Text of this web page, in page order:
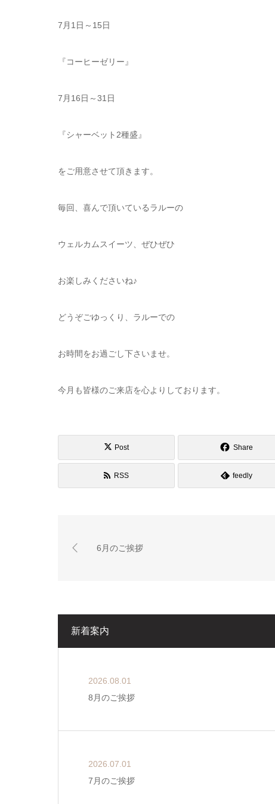
7月1日～15日
『コーヒーゼリー』
7月16日～31日
『シャーベット2種盛』
をご用意させて頂きます。
毎回、喜んで頂いているラルーの
ウェルカムスイーツ、ぜひぜひ
お楽しみくださいね♪
どうぞごゆっくり、ラルーでの
お時間をお過ごし下さいませ。
今月も皆様のご来店を心よりしております。
Post Share
RSS feedly
6月のご挨拶
新着案内
2026.08.01
8月のご挨拶
2026.07.01
7月のご挨拶